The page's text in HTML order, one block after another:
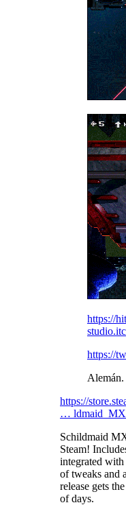
https://
https://
Alemán.
https://
…
Schildmaid
Steam!
integrated with
of tweaks and
release gets
of days.